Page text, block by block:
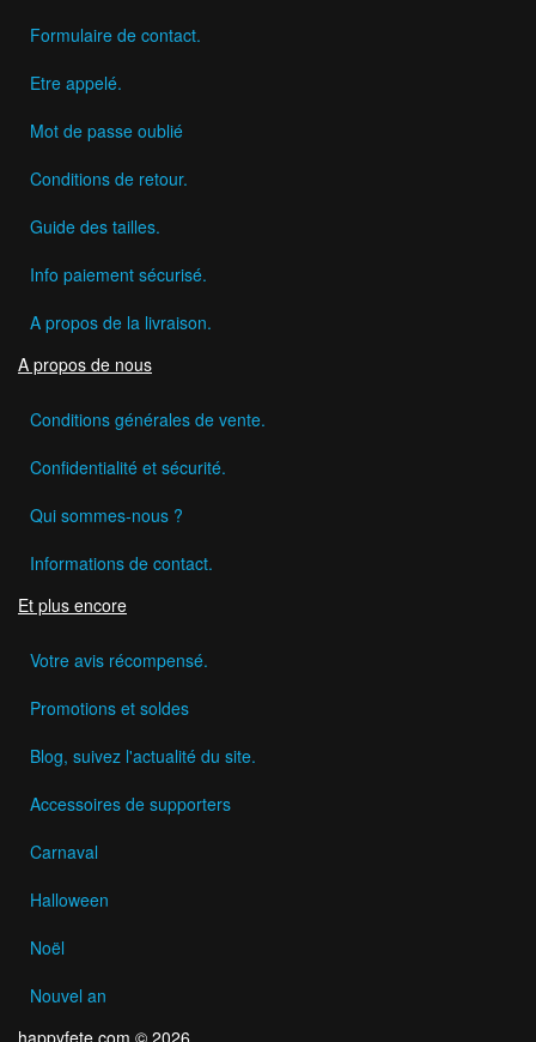
Formulaire de contact.
Etre appelé.
Mot de passe oublié
Conditions de retour.
Guide des tailles.
Info paiement sécurisé.
A propos de la livraison.
A propos de nous
Conditions générales de vente.
Confidentialité et sécurité.
Qui sommes-nous ?
Informations de contact.
Et plus encore
Votre avis récompensé.
Promotions et soldes
Blog, suivez l'actualité du site.
Accessoires de supporters
Carnaval
Halloween
Noël
Nouvel an
happyfete.com © 2026